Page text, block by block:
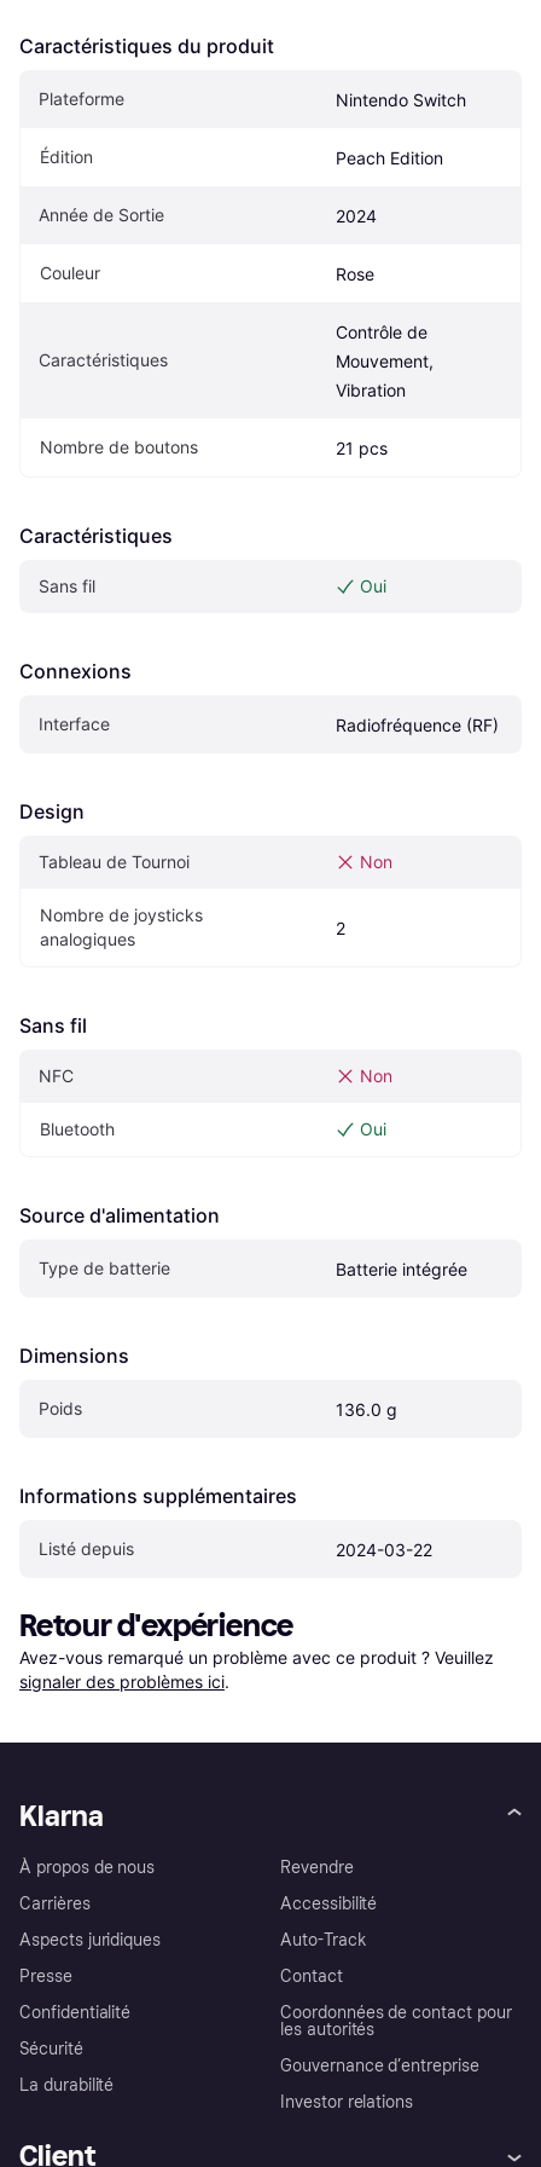
Caractéristiques du produit
Plateforme Nintendo Switch
Édition Peach Edition
Année de Sortie 2024
Couleur Rose
Caractéristiques
Contrôle de
Mouvement,
Vibration
Nombre de boutons 21 pcs
Caractéristiques
Sans fil Oui
Connexions
Interface Radiofréquence (RF)
Design
Tableau de Tournoi Non
Nombre de joysticks
analogiques
2
Sans fil
NFC Non
Bluetooth Oui
Source d'alimentation
Type de batterie Batterie intégrée
Dimensions
Poids 136.0 g
Informations supplémentaires
Listé depuis 2024-03-22
Retour d'expérience
Avez-vous remarqué un problème avec ce produit ? Veuillez
signaler des problèmes ici.
Klarna
À propos de nous
Carrières
Aspects juridiques
Presse
Confidentialité
Sécurité
La durabilité
Revendre
Accessibilité
Auto-Track
Contact
Coordonnées de contact pour
les autorités
Gouvernance d’entreprise
Investor relations
Client